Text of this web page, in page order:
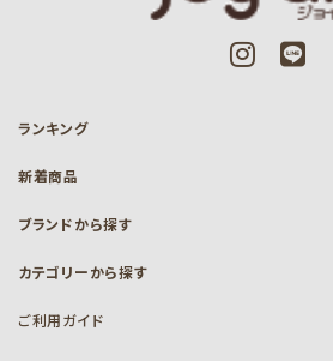
ランキング
新着商品
ブランドから探す
カテゴリーから探す
ご利用ガイド